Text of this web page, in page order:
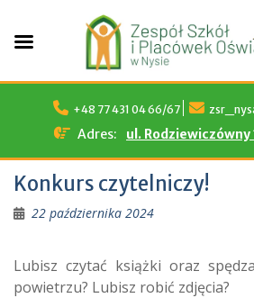
Skip
+48 77 431 04 66/67
Adres: ul.
Konkurs czytelniczy!
22 października 2024
Lubisz czytać książki oraz
powietrzu? Lubisz robić zdjęcia?